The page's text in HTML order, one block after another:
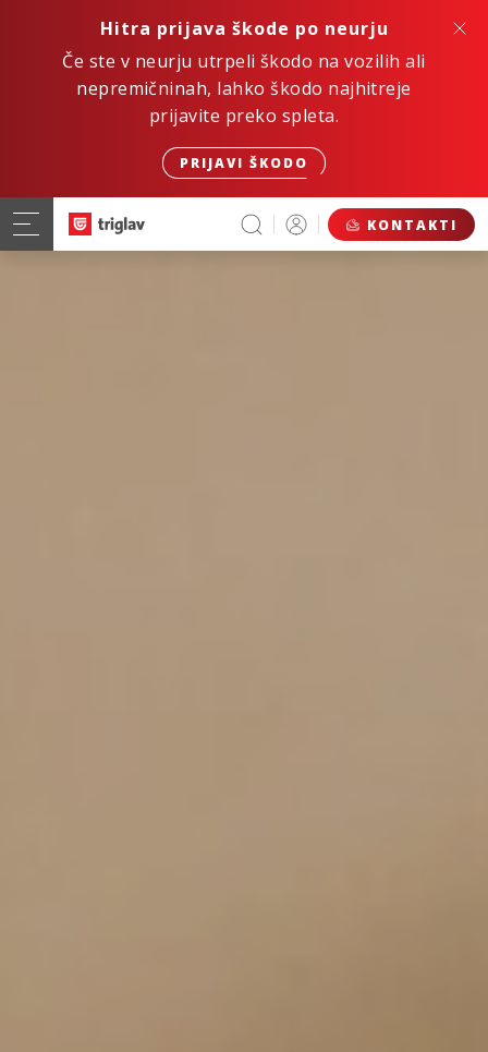
Hitra prijava škode po neurju
Če ste v neurju utrpeli škodo na vozilih ali
nepremičninah, lahko škodo najhitreje
prijavite preko spleta.
PRIJAVI ŠKODO
KONTAKTI